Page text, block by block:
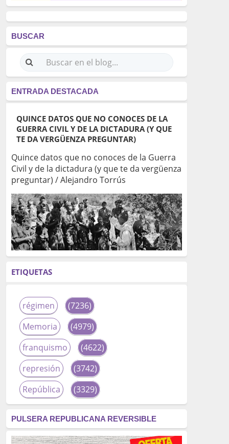
BUSCAR
ENTRADA DESTACADA
QUINCE DATOS QUE NO CONOCES DE LA
GUERRA CIVIL Y DE LA DICTADURA (Y QUE
TE DA VERGÜENZA PREGUNTAR)
Quince datos que no conoces de la Guerra
Civil y de la dictadura (y que te da vergüenza
preguntar) / Alejandro Torrús
ETIQUETAS
régimen
(7236)
Memoria
(4979)
franquismo
(4622)
represión
(3742)
República
(3329)
fascismo
(2677)
PULSERA REPUBLICANA REVERSIBLE